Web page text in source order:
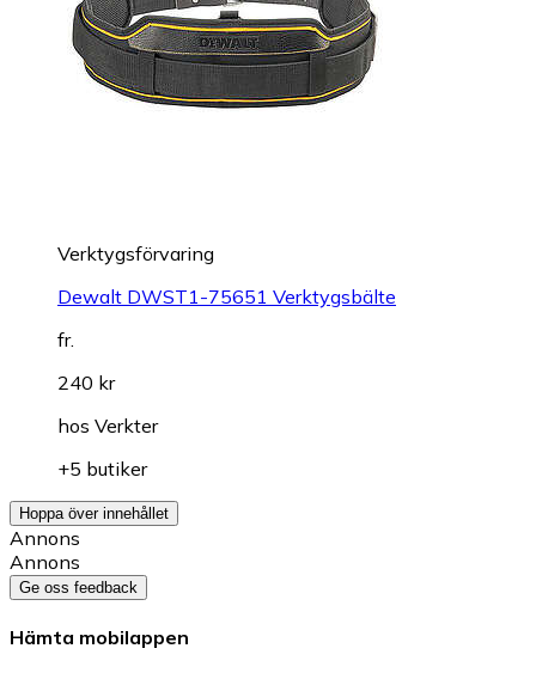
Verktygsförvaring
Dewalt DWST1-75651 Verktygsbälte
fr.
240 kr
hos Verkter
+5 butiker
Hoppa över innehållet
Annons
Annons
Ge oss feedback
Hämta mobilappen